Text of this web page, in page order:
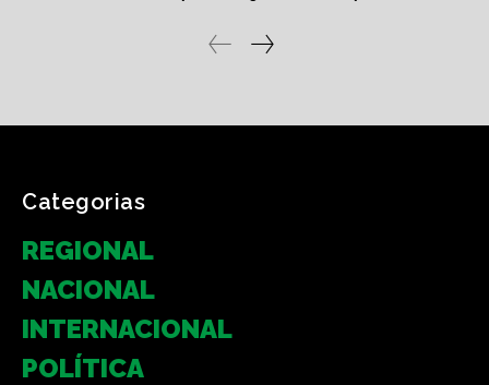
Categorias
REGIONAL
NACIONAL
INTERNACIONAL
POLÍTICA